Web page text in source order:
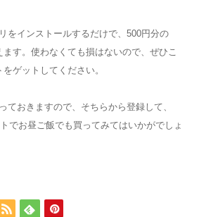
をインストールするだけで、500円分の
す。使わなくても損はないので、ぜひこ
ゲットしてください。
ておきますので、そちらから登録して、
でお昼ご飯でも買ってみてはいかがでしょ